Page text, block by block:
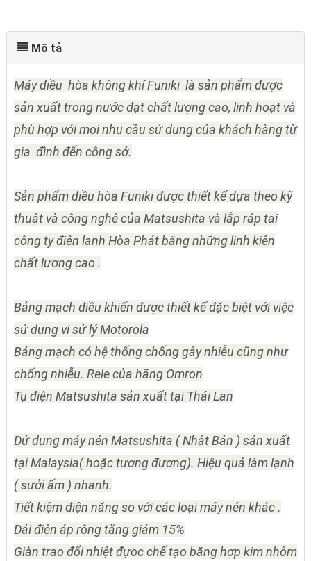
Mô tả
Máy điều hòa không khí Funiki là sản phẩm được
sản xuất trong nước đạt chất lượng cao, linh hoạt và
phù hợp với mọi nhu cầu sử dụng của khách hàng từ
gia đình đến công sở.
Sản phẩm điều hòa Funiki được thiết kế dựa theo kỹ
thuật và công nghệ của Matsushita và lắp ráp tại
công ty điện lạnh Hòa Phát bằng những linh kiện
chất lượng cao .
Bảng mạch điều khiển được thiết kế đặc biệt với việc
sử dụng vi sử lý Motorola
Bảng mạch có hệ thống chống gây nhiễu cũng như
chống nhiễu. Rele của hãng Omron
Tụ điện Matsushita sản xuất tại Thái Lan
Dử dụng máy nén Matsushita ( Nhật Bản ) sản xuất
tại Malaysia( hoặc tương đương). Hiệu quả làm lạnh
( sưởi ấm ) nhanh.
Tiết kiệm điện năng so với các loại máy nén khác .
Dải điện áp rộng tăng giảm 15%
Giàn trao đổi nhiệt đựoc chế tạo bằng hợp kim nhôm